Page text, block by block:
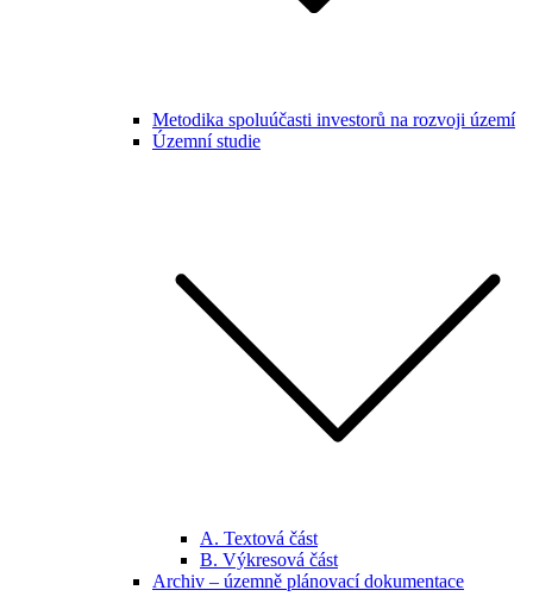
Metodika spoluúčasti investorů na rozvoji území
Územní studie
A. Textová část
B. Výkresová část
Archiv – územně plánovací dokumentace